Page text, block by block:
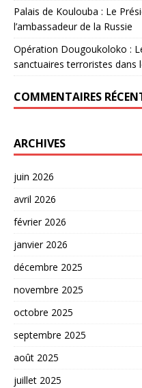
Palais de Koulouba : Le
l’ambassadeur de la Russie
Opération Dougoukoloko :
sanctuaires terroristes dans
COMMENTAIRES
ARCHIVES
juin 2026
avril 2026
février 2026
janvier 2026
décembre 2025
novembre 2025
octobre 2025
septembre 2025
août 2025
juillet 2025